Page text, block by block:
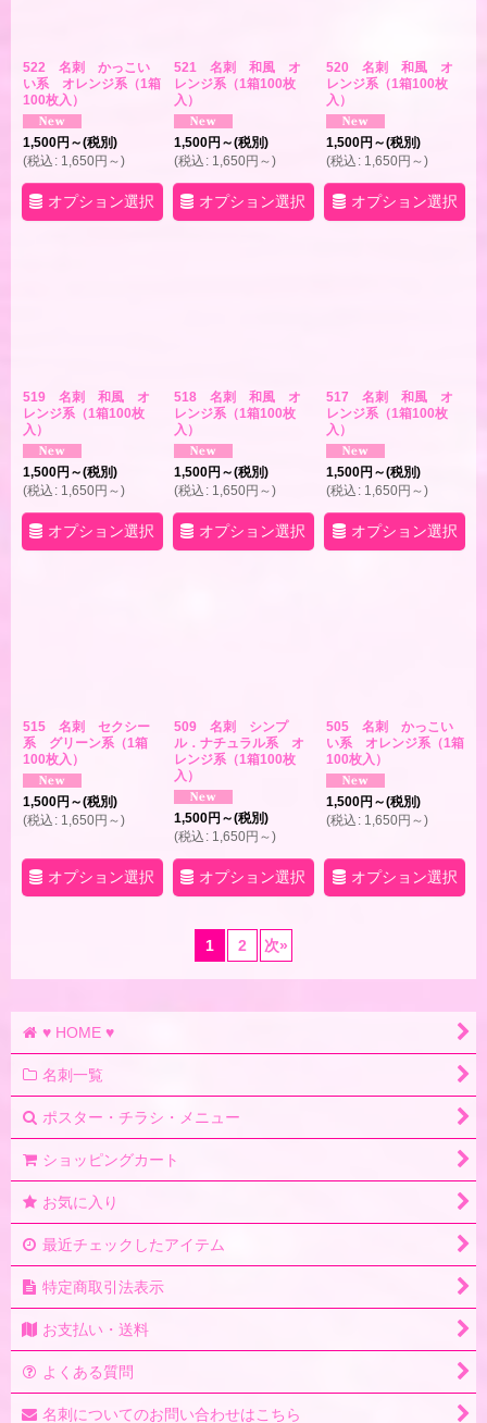
522 名刺 かっこい
い系 オレンジ系（1箱
100枚入）
1,500円 ～(税別)
(税込 : 1,650円 ～)
オプション選択
521 名刺 和風 オ
レンジ系（1箱100枚
入）
1,500円 ～(税別)
(税込 : 1,650円 ～)
オプション選択
520 名刺 和風 オ
レンジ系（1箱100枚
入）
1,500円 ～(税別)
(税込 : 1,650円 ～)
オプション選択
519 名刺 和風 オ
レンジ系（1箱100枚
入）
1,500円 ～(税別)
(税込 : 1,650円 ～)
オプション選択
518 名刺 和風 オ
レンジ系（1箱100枚
入）
1,500円 ～(税別)
(税込 : 1,650円 ～)
オプション選択
517 名刺 和風 オ
レンジ系（1箱100枚
入）
1,500円 ～(税別)
(税込 : 1,650円 ～)
オプション選択
515 名刺 セクシー
系 グリーン系（1箱
100枚入）
1,500円 ～(税別)
(税込 : 1,650円 ～)
オプション選択
509 名刺 シンプ
ル．ナチュラル系 オ
レンジ系（1箱100枚
入）
1,500円 ～(税別)
(税込 : 1,650円 ～)
オプション選択
505 名刺 かっこい
い系 オレンジ系（1箱
100枚入）
1,500円 ～(税別)
(税込 : 1,650円 ～)
オプション選択
1 2 次»
♥ HOME ♥
名刺一覧
ポスター・チラシ・メニュー
ショッピングカート
お気に入り
最近チェックしたアイテム
特定商取引法表示
お支払い・送料
よくある質問
名刺についてのお問い合わせはこちら